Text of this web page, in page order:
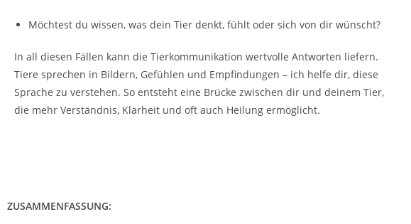
Möchtest du wissen, was dein Tier denkt, fühlt oder sich von dir wünscht?
In all diesen Fällen kann die Tierkommunikation wertvolle Antworten liefern.
Tiere sprechen in Bildern, Gefühlen und Empfindungen – ich helfe dir, diese
Sprache zu verstehen. So entsteht eine Brücke zwischen dir und deinem Tier,
die mehr Verständnis, Klarheit und oft auch Heilung ermöglicht.
ZUSAMMENFASSUNG: